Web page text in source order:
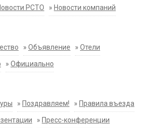
РСТО » Новости компаний
» Объявление » Отели
» Официально
» Поздравляем! » Правила въезда
» Пресс-конференции